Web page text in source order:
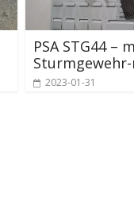
PSA STG44 –
2023-01-31